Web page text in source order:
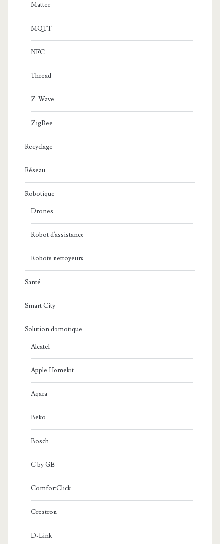
Matter
MQTT
NFC
Thread
Z-Wave
ZigBee
Recyclage
Réseau
Robotique
Drones
Robot d'assistance
Robots nettoyeurs
Santé
Smart City
Solution domotique
Alcatel
Apple Homekit
Aqara
Beko
Bosch
C by GE
ComfortClick
Crestron
D-Link